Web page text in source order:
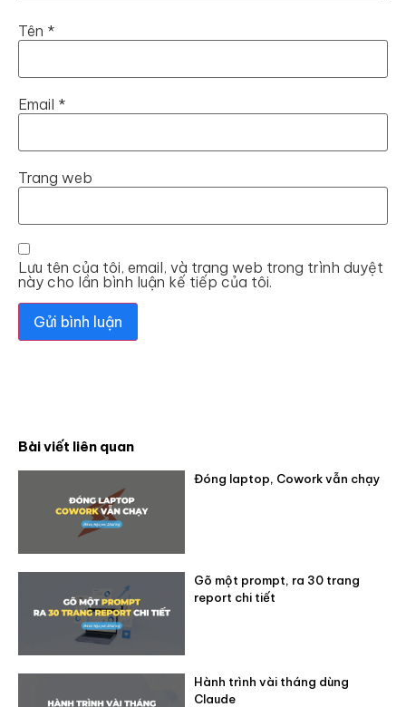
Tên *
Email *
Trang web
Lưu tên của tôi, email, và trang web trong trình duyệt
này cho lần bình luận kế tiếp của tôi.
Bài viết liên quan
Đóng laptop, Cowork vẫn chạy
Gõ một prompt, ra 30 trang
report chi tiết
Hành trình vài tháng dùng
Claude